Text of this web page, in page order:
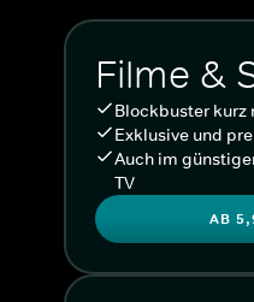
Filme &
Blockbuster kurz
Exklusive und
Auch im
TV
AB